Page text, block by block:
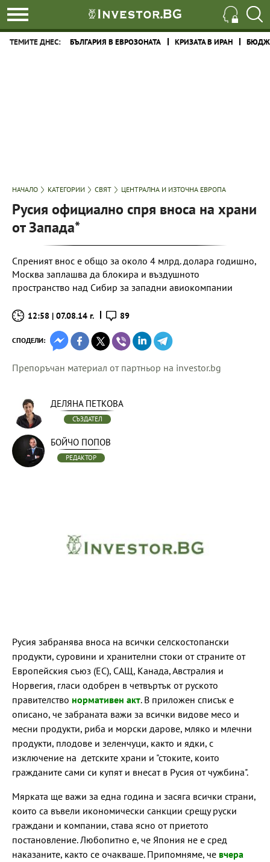
ТЕМИТЕ ДНЕС: БЪЛГАРИЯ В ЕВРОЗОНАТА КРИЗАТА В ИРАН
НАЧАЛО КАТЕГОРИИ СВЯТ ЦЕНТРАЛНА И ИЗТОЧНА ЕВРОПА
Русия oфициално спря вноса на храни
от Запада*
Спреният внос е общо за около 4 млрд. долара годишно,
Москва заплашва да блокира и въздушното
пространство над Сибир за западни авиокомпании
12:58 | 07.08.14 г. 89
СПОДЕЛИ:
Препоръчан материал от партньор на investor.bg
ДЕЛЯНА ПЕТКОВА
СЪЗДАТЕЛ
БОЙЧО ПОПОВ
РЕДАКТОР
Русия забранява вноса на всички селскостопански
продукти, суровини и хранителни стоки от страните от
Европейския съюз (ЕС), САЩ, Канада, Австралия и
Норвегия, гласи одобрен в четвъртък от руското
правителство нормативен акт. В приложен списък е
описано, че забраната важи за всички видове месо и
месни продукти, риба и морски дарове, мляко и млечни
продукти, плодове и зеленчуци, както и ядки, с
изключение на детските храни и "стоките, които
гражданите сами си купят и внесат в Русия от чужбина".
Мярката ще важи за една година и засяга всички страни,
които са въвели икономически санкции срещу руски
граждани и компании, става ясно от приетото
постановление. Любопитно е, че Япония не е сред
наказаните, както се очакваше. Припомняме, че вчера